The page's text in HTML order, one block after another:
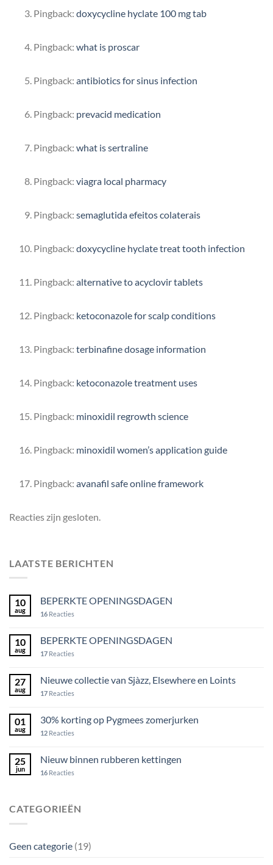
Pingback: doxycycline hyclate 100 mg tab
Pingback: what is proscar
Pingback: antibiotics for sinus infection
Pingback: prevacid medication
Pingback: what is sertraline
Pingback: viagra local pharmacy
Pingback: semaglutida efeitos colaterais
Pingback: doxycycline hyclate treat tooth infection
Pingback: alternative to acyclovir tablets
Pingback: ketoconazole for scalp conditions
Pingback: terbinafine dosage information
Pingback: ketoconazole treatment uses
Pingback: minoxidil regrowth science
Pingback: minoxidil women’s application guide
Pingback: avanafil safe online framework
Reacties zijn gesloten.
LAATSTE BERICHTEN
10
aug
BEPERKTE OPENINGSDAGEN
16 Reacties
10
aug
BEPERKTE OPENINGSDAGEN
17 Reacties
27
aug
Nieuwe collectie van Sjàzz, Elsewhere en Loints
17 Reacties
01
aug
30% korting op Pygmees zomerjurken
12 Reacties
25
jun
Nieuw binnen rubberen kettingen
16 Reacties
CATEGORIEËN
Geen categorie (19)